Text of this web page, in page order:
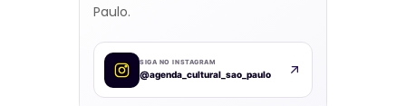
Paulo.
SIGA NO INSTAGRAM
@agenda_cultural_sao_paulo